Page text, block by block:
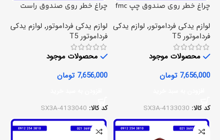
چراغ خطر روی صندوق چپ fmc
لوازم یدکی فرداموتور, لوازم یدکی
فرداموتور T5
محصولات موجود
7,656,000 تومان
کد کالا: SX3A-4133030
چراغ خطر روی صندوق راست
لوازم یدکی فرداموتور, لوازم یدکی
فرداموتور T5
محصولات موجود
7,656,000 تومان
کد کالا: SX3A-4133040